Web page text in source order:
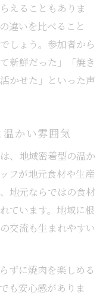
えることもありま
違いを比べること
しょう。参加者から
新鮮だった」「焼き
かせた」といった声
かい雰囲気
、地域密着型の温か
フが地元食材や生産
地元ならではの食材
ています。地域に根
交流も生まれやすい
ずに焼肉を楽しめる
も安心感がありま